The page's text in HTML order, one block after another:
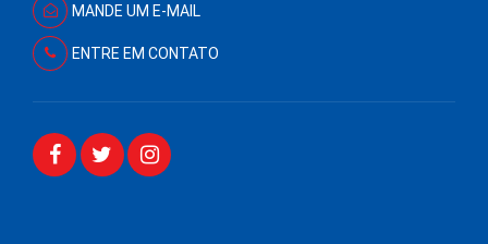
MANDE UM E-MAIL
ENTRE EM CONTATO